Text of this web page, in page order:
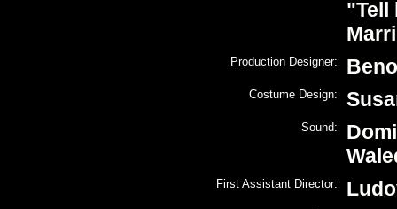
"Tell
Production Designer:
Costume Design:
Sound:
First Assistant Director: